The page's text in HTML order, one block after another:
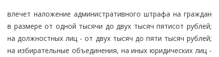
влечет наложение административного штрафа на граждан
в размере от одной тысячи до двух тысяч пятисот рублей;
на должностных лиц - от двух тысяч до пяти тысяч рублей;
на избирательные объединения, на иных юридических лиц -